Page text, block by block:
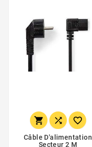
  
Câble D'alimentation
Secteur 2 M